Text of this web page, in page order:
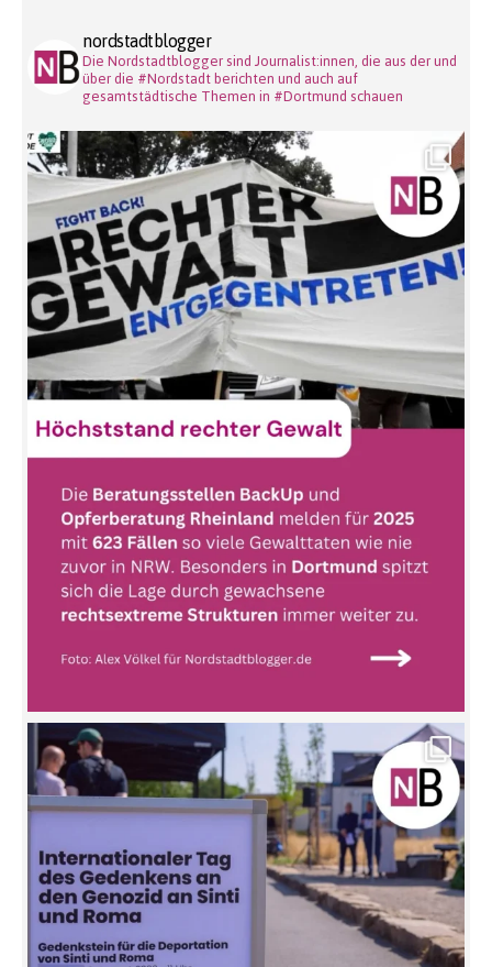
nordstadtblogger
Die Nordstadtblogger sind Journalist:innen, die aus der und
über die #Nordstadt berichten und auch auf
gesamtstädtische Themen in #Dortmund schauen